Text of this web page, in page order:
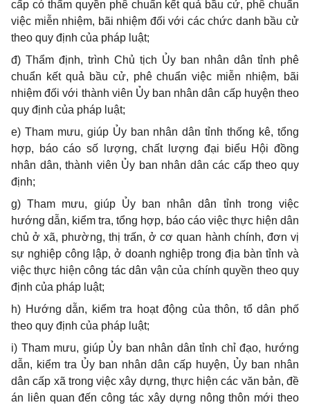
cấp có thẩm quyền phê chuẩn kết quả bầu cử, phê chuẩn
việc miễn nhiệm, bãi nhiệm đối với các chức danh bầu cử
theo quy định của pháp luật;
đ) Thẩm định, trình Chủ tịch Ủy ban nhân dân tỉnh phê
chuẩn kết quả bầu cử, phê chuẩn việc miễn nhiệm, bãi
nhiệm đối với thành viên Ủy ban nhân dân cấp huyện theo
quy định của pháp luật;
e) Tham mưu, giúp Ủy ban nhân dân tỉnh thống kê, tổng
hợp, báo cáo số lượng, chất lượng đại biểu Hội đồng
nhân dân, thành viên Ủy ban nhân dân các cấp theo quy
định;
g) Tham mưu, giúp Ủy ban nhân dân tỉnh trong việc
hướng dẫn, kiểm tra, tổng hợp, báo cáo việc thực hiện dân
chủ ở xã, phường, thị trấn, ở cơ quan hành chính, đơn vị
sự nghiệp công lập, ở doanh nghiệp trong địa bàn tỉnh và
việc thực hiện công tác dân vận của chính quyền theo quy
định của pháp luật;
h) Hướng dẫn, kiểm tra hoạt động của thôn, tổ dân phố
theo quy định của pháp luật;
i) Tham mưu, giúp Ủy ban nhân dân tỉnh chỉ đạo, hướng
dẫn, kiểm tra Ủy ban nhân dân cấp huyện, Ủy ban nhân
dân cấp xã trong việc xây dựng, thực hiện các văn bản, đề
án liên quan đến công tác xây dựng nông thôn mới theo